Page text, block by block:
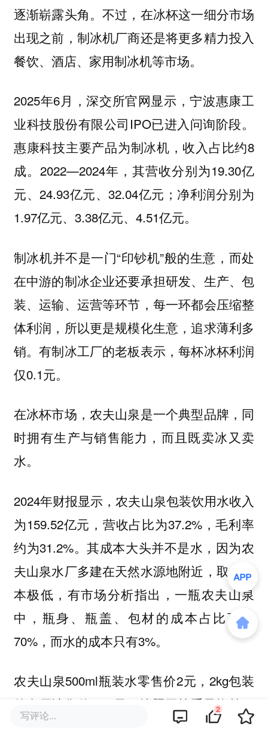
逐渐崭露头角。不过，在冰杯这一细分市场
出现之前，制冰机厂商还是将更多精力投入
餐饮、酒店、家用制冰机等市场。
2025年6月，深交所官网显示，宁波惠康工
业科技股份有限公司IPO已进入问询阶段。
惠康科技主要产品为制冰机，收入占比约8
成。2022—2024年，其营收分别为19.30亿
元、24.93亿元、32.04亿元；净利润分别为
1.97亿元、3.38亿元、4.51亿元。
制冰机并不是一门“印钞机”般的生意，而处
在中游的制冰企业还要承担研发、生产、包
装、运输、运营等环节，每一环都会压缩整
体利润，所以更是规模化生意，追求薄利多
销。有制冰工厂的老板表示，每杯冰杯利润
仅0.1元。
在冰杯市场，农夫山泉是一个典型品牌，同
时拥有生产与销售能力，而且既卖冰又卖
水。
2024年财报显示，农夫山泉包装饮用水收入
为159.52亿元，营收占比为37.2%，毛利率
约为31.2%。其成本大头并不是水，因为农
夫山泉水厂多建在天然水源地附近，取水成
本极低，有市场分析指出，一瓶农夫山泉
中，瓶身、瓶盖、包材的成本占比可达
70%，而水的成本只有3%。
农夫山泉500ml瓶装水零售价2元，2kg包装
的食用冰售价22.8元，按照同等重量换算，
价格几乎翻了3倍。不过，制作食用冰的净
写评论... 2